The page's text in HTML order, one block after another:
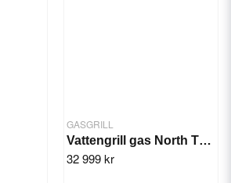
GASGRILL
Vattengrill gas North T703, 3-zon 33 kW
32 999 kr